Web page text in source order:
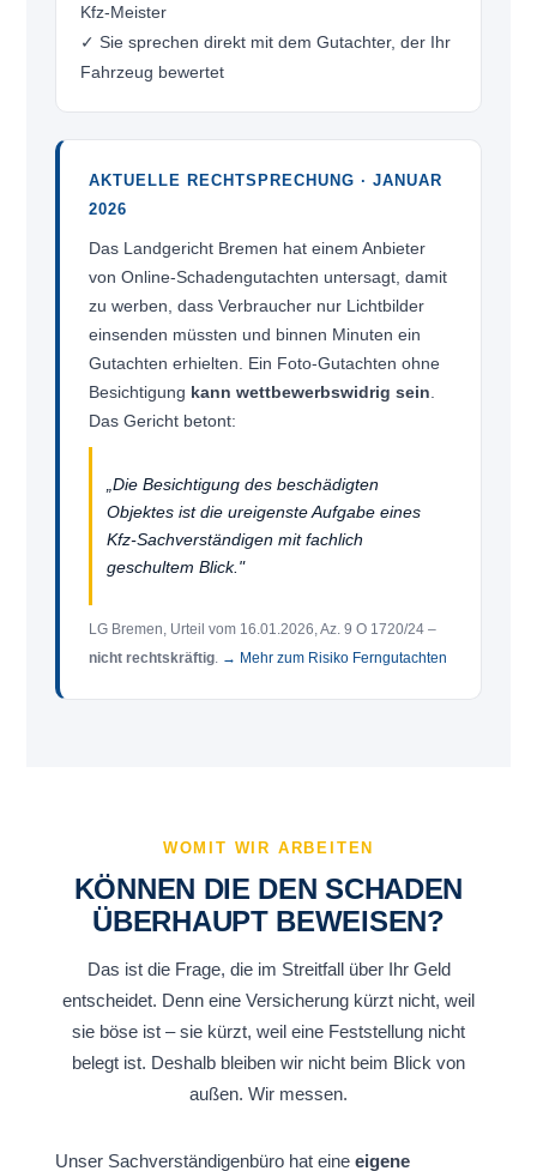
Kfz-Meister
✓ Sie sprechen direkt mit dem Gutachter, der Ihr
Fahrzeug bewertet
AKTUELLE RECHTSPRECHUNG · JANUAR
2026
Das Landgericht Bremen hat einem Anbieter
von Online-Schadengutachten untersagt, damit
zu werben, dass Verbraucher nur Lichtbilder
einsenden müssten und binnen Minuten ein
Gutachten erhielten. Ein Foto-Gutachten ohne
Besichtigung kann wettbewerbswidrig sein
Das Gericht betont:
„Die Besichtigung des beschädigten
Objektes ist die ureigenste Aufgabe eines
Kfz-Sachverständigen mit fachlich
geschultem Blick."
LG Bremen, Urteil vom 16.01.2026, Az. 9 O 1720/24 –
nicht rechtskräftig. → Mehr zum Risiko Ferngutachten
WOMIT WIR ARBEITEN
KÖNNEN DIE DEN SCHADEN
ÜBERHAUPT BEWEISEN?
Das ist die Frage, die im Streitfall über Ihr Geld
entscheidet. Denn eine Versicherung kürzt nicht, weil
sie böse ist – sie kürzt, weil eine Feststellung nicht
belegt ist. Deshalb bleiben wir nicht beim Blick von
außen. Wir messen.
Unser Sachverständigenbüro hat eine eigene